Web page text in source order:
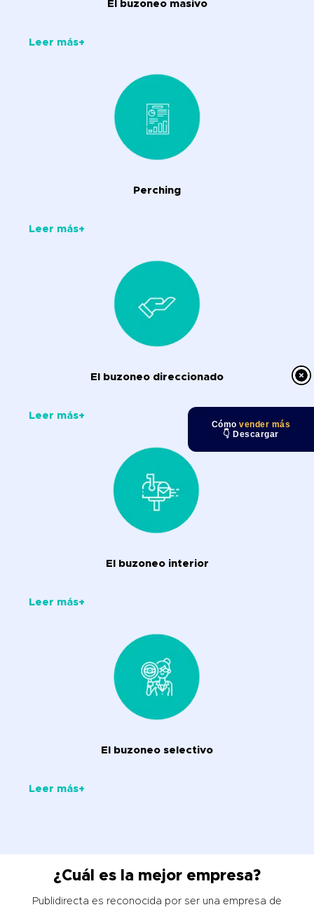
Cómovender más
👇 Descargar
El buzoneo masivo
Leer más+
Perching
Leer más+
El buzoneo direccionado
Leer más+
El buzoneo interior
Leer más+
El buzoneo selectivo
Leer más+
¿Cuál es la mejor empresa?
Publidirecta es reconocida por ser una empresa de